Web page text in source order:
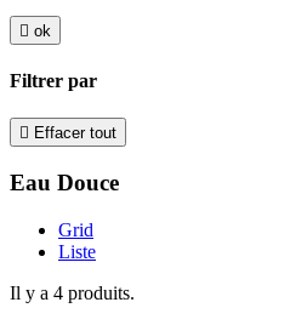
 ok
Filtrer par
 Effacer tout
Eau Douce
Grid
Liste
Il y a 4 produits.